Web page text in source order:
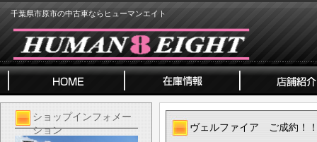
千葉県市原市の中古車ならヒューマンエイト
ショップインフォメー
ション
ヴェルファイア ご成約！